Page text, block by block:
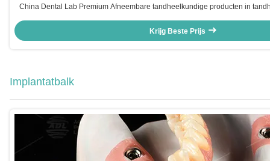
China Dental Lab Premium Afneembare tandheelkundige producten in
wereldwijd
Krijg Beste Prijs
Implantatbalk